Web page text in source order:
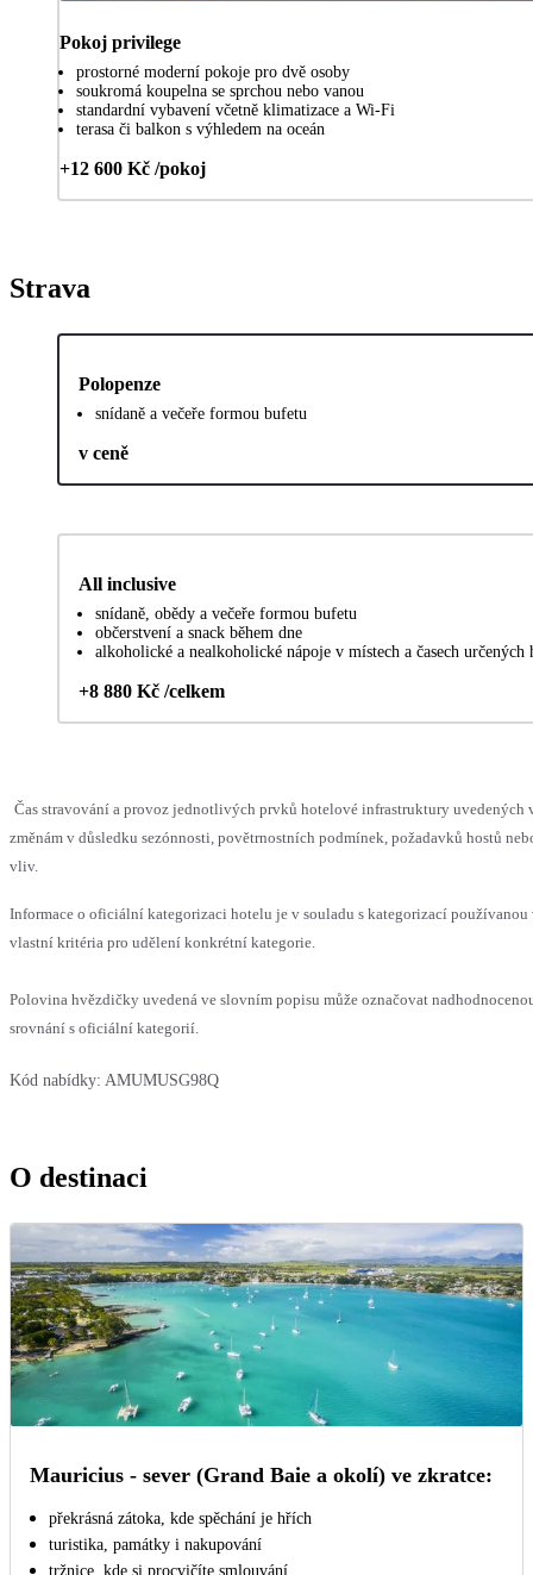
Pokoj privilege
prostorné moderní pokoje pro dvě osoby
soukromá koupelna se sprchou nebo vanou
standardní vybavení včetně klimatizace a Wi-Fi
terasa či balkon s výhledem na oceán
+12 600 Kč /pokoj
Strava
Polopenze
snídaně a večeře formou bufetu
v ceně
All inclusive
snídaně, obědy a večeře formou bufetu
občerstvení a snack během dne
alkoholické a nealkoholické nápoje v místech a časech určených
+8 880 Kč /celkem
Čas stravování a provoz jednotlivých prvků hotelové infrastruktury uvedených
změnám v důsledku sezónnosti, povětrnostních podmínek, požadavků hostů
vliv.
Informace o oficiální kategorizaci hotelu je v souladu s kategorizací používanou
vlastní kritéria pro udělení konkrétní kategorie.
Polovina hvězdičky uvedená ve slovním popisu může označovat
srovnání s oficiální kategorií.
Kód nabídky: AMUMUSG98Q
O destinaci
Mauricius - sever (Grand Baie a okolí) ve zkratce:
překrásná zátoka, kde spěchání je hřích
turistika, památky i nakupování
tržnice, kde si procvičíte smlouvání